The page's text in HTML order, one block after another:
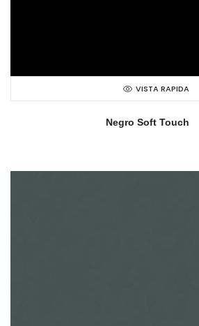
VISTA RAPIDA
Negro Soft Touch